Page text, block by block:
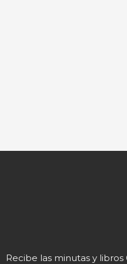
Recibe las minutas y